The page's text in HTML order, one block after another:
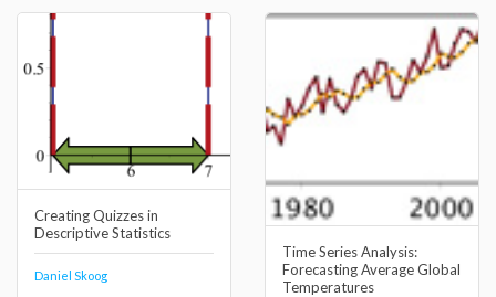
Creating Quizzes in
Descriptive Statistics
Daniel Skoog
Time Series Analysis:
Forecasting Average Global
Temperatures